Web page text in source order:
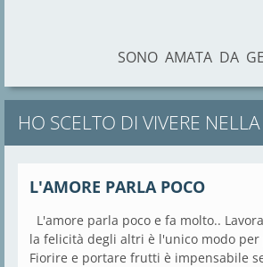
SONO AMATA DA
HO SCELTO DI VIVERE
L'AMORE PARLA POCO
L'amore parla poco e fa molto..
la felicità degli altri è l'unico modo per
Fiorire e portare frutti è impensabile